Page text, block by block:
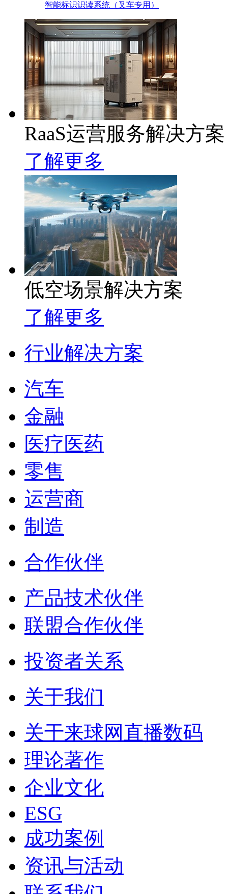
智能标识识读系统（叉车专用）
RaaS运营服务解决方案
了解更多
低空场景解决方案
了解更多
行业解决方案
汽车
金融
医疗医药
零售
运营商
制造
合作伙伴
产品技术伙伴
联盟合作伙伴
投资者关系
关于我们
关于来球网直播数码
理论著作
企业文化
ESG
成功案例
资讯与活动